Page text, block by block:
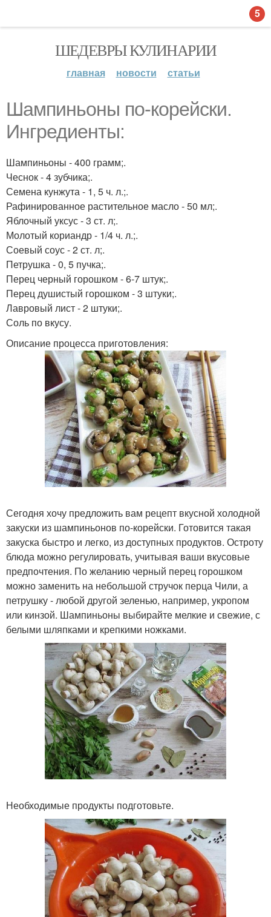
ШЕДЕВРЫ КУЛИНАРИИ
главная новости статьи
Шампиньоны по-корейски.
Ингредиенты:
Шампиньоны - 400 грамм;.
Чеснок - 4 зубчика;.
Семена кунжута - 1, 5 ч. л.;.
Рафинированное растительное масло - 50 мл;.
Яблочный уксус - 3 ст. л;.
Молотый кориандр - 1/4 ч. л.;.
Соевый соус - 2 ст. л;.
Петрушка - 0, 5 пучка;.
Перец черный горошком - 6-7 штук;.
Перец душистый горошком - 3 штуки;.
Лавровый лист - 2 штуки;.
Соль по вкусу.
Описание процесса приготовления:
Сегодня хочу предложить вам рецепт вкусной холодной
закуски из шампиньонов по-корейски. Готовится такая
закуска быстро и легко, из доступных продуктов. Остроту
блюда можно регулировать, учитывая ваши вкусовые
предпочтения. По желанию черный перец горошком
можно заменить на небольшой стручок перца Чили, а
петрушку - любой другой зеленью, например, укропом
или кинзой. Шампиньоны выбирайте мелкие и свежие, с
белыми шляпками и крепкими ножками.
Необходимые продукты подготовьте.
5